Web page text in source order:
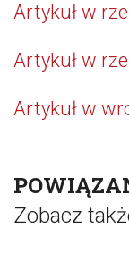
Artykuł w
Artykuł w
Artykuł w
Zobacz